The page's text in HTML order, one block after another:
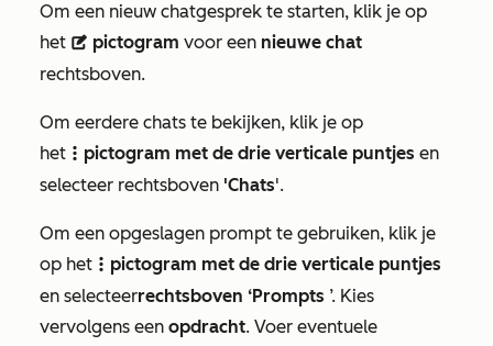
Om een nieuw chatgesprek te starten, klik je op
het description pictogram voor een nieuwe chat
rechtsboven.
Om eerdere chats te bekijken, klik je op
het verticalMenu pictogram met de drie verticale puntjes en
selecteer rechtsboven 'Chats'.
Om een opgeslagen prompt te gebruiken, klik je
op het verticalMenu pictogram met de drie verticale puntjes
en selecteerrechtsboven ‘Prompts ’. Kies
vervolgens een opdracht. Voer eventuele